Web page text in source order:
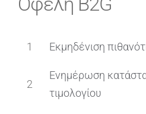
1 Εκμηδένιση
2
Ενημέρωση
τιμολογίου